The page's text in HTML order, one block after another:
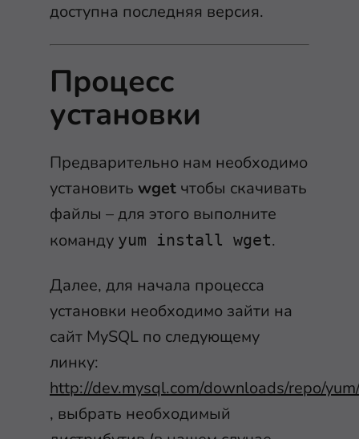
доступна последняя версия.
Процесс
установки
Предварительно нам необходимо
установить wget чтобы скачивать
файлы – для этого выполните
команду yum install wget.
Далее, для начала процесса
установки необходимо зайти на
сайт MySQL по следующему
линку:
http://dev.mysql.com/downloads/repo/
, выбрать необходимый